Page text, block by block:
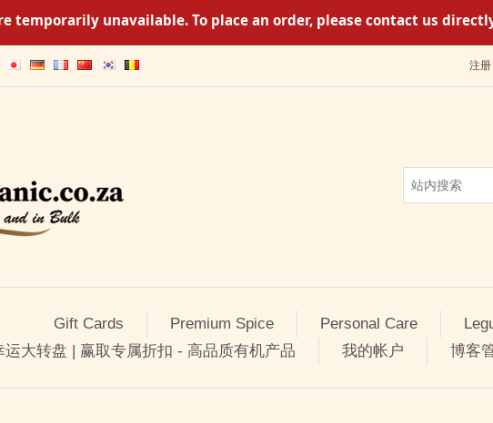
temporarily unavailable. To place an order, please contact us
注册
Gift Cards Premium Spice Personal Care
运大转盘 | 赢取专属折扣 - 高品质有机产品
我的帐户 博客